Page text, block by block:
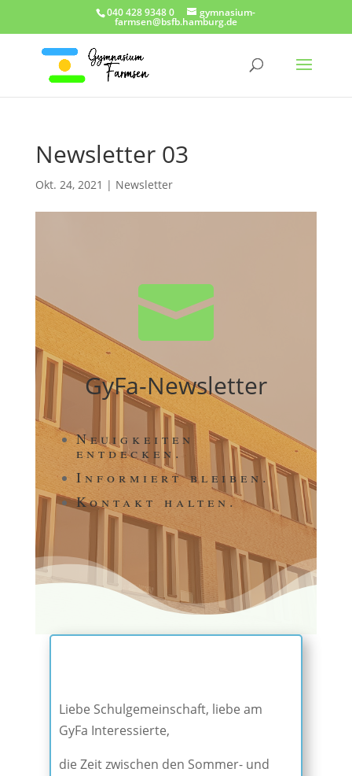
040 428 9348 0 gymnasium-
farmsen@bsfb.hamburg.de
Newsletter 03
Okt. 24, 2021 | Newsletter

GyFa-Newsletter
Neuigkeiten
entdecken.
Informiert bleiben.
Kontakt halten.
Liebe Schulgemeinschaft, liebe am
GyFa Interessierte,
die Zeit zwischen den Sommer- und